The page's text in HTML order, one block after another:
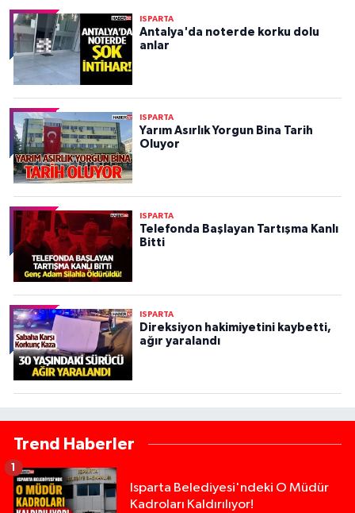
ISPARTA
Antalya'da noterde korku dolu
anlar
ISPARTA
Yarım Asırlık Yorgun Bina Tarih
Oluyor
ISPARTA
Telefonda Başlayan Tartışma Kanlı
Bitti
ISPARTA
Direksiyon hakimiyetini kaybetti,
ağır yaralandı
Trend Haberler
Isparta Belediyesi'ndeki O Müdür
Kadroları Kaldırılıyor!
1